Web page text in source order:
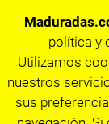
política y
Utilizamos
nuestros
sus